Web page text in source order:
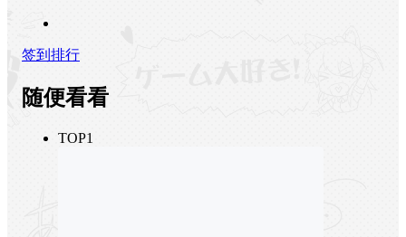
签到排行
随便看看
TOP1